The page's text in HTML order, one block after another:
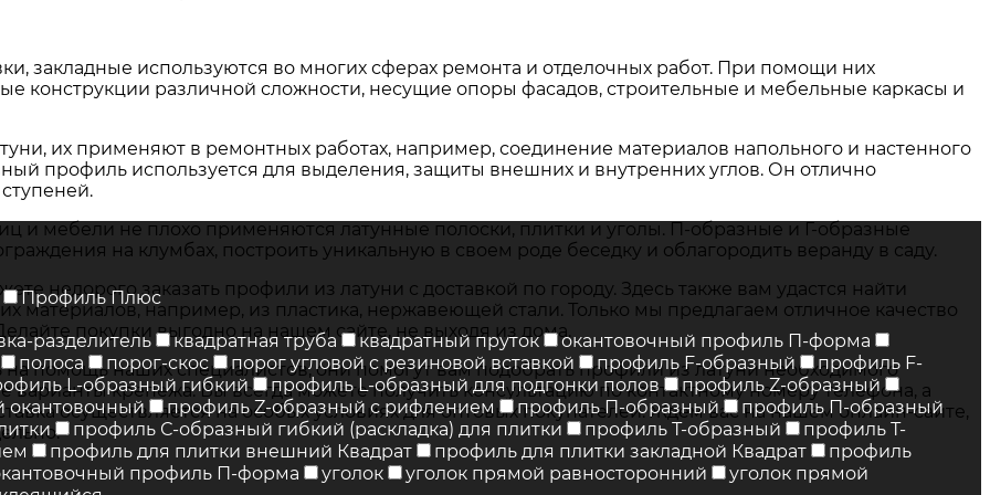
закладные используются во многих сферах ремонта и отделочных работ. При помощи них
конструкции различной сложности, несущие опоры фасадов, строительные и мебельные каркасы и
их применяют в ремонтных работах, например, соединение материалов напольного и настенного
профиль используется для выделения, защиты внешних и внутренних углов. Он отлично
и мебели не плохо применяются латунные полоски, плитки и уголы. П-образные и Г-образные
на клумбах, построить уникальную в своем роде беседку и облагородить веранду в саду.
заказать профили из латуни с доставкой по городу. Здесь также вам удастся найти
материалов, например, из пластика, нержавеющей стали. Только мы предлагаем отличное качество
покупки выгодно на нашем сайте, не выходя из дома.
помощь наших специалистов, они помогут вам подобрать профили из латуни необходимого
крепежа. Вы всегда можете получить консультацию по контактному номеру телефона, а
осуществляется на особых условиях для оптовых покупателей. Ждем вас на нашем онлайн-сайте,
Профиль Плюс
разделитель квадратная труба квадратный пруток
окантовочный профиль П-форма
полоса порог-скос порог угловой с резиновой вставкой профиль F-образный
профиль F-
L-образный гибкий профиль L-образный для подгонки полов
профиль Z-образный
окантовочный профиль Z-образный с рифлением профиль П-образный
профиль П-образный
профиль С-образный гибкий (раскладка) для плитки профиль Т-образный
профиль Т-
профиль для плитки внешний Квадрат профиль для плитки закладной Квадрат
профиль
профиль П-форма уголок уголок прямой равносторонний
уголок прямой